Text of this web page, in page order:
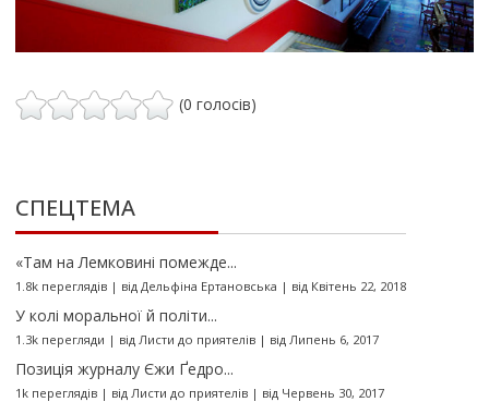
(0 голосів)
СПЕЦТЕМА
«Там на Лемковині помежде...
1.8k переглядів| від Дельфіна Ертановська | від Квітень 22, 2018
У колі моральної й політи...
1.3k перегляди | від Листи до приятелів| від Липень 6, 2017
Позиція журналу Єжи Ґедро...
1k переглядів| від Листи до приятелів| від Червень 30, 2017